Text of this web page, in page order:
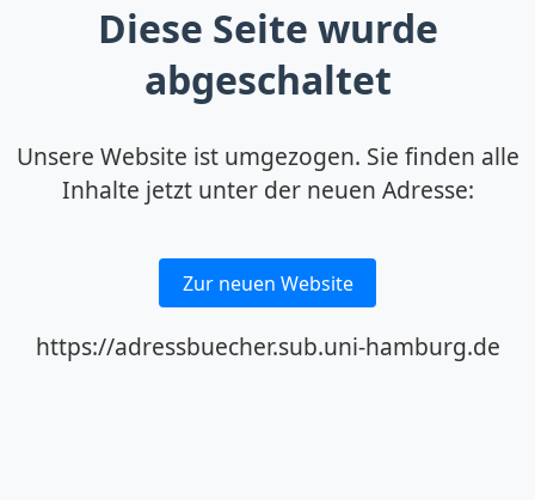
Diese Seite wurde
abgeschaltet
Unsere Website ist umgezogen. Sie finden alle
Inhalte jetzt unter der neuen Adresse:
Zur neuen Website
https://adressbuecher.sub.uni-hamburg.de